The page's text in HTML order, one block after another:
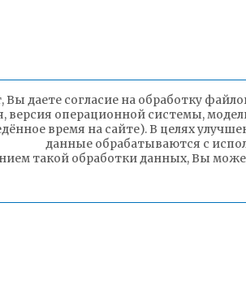
даете согласие на обработку
версия операционной системы,
время на сайте). В целях
данные обрабатываются с
такой обработки данных, Вы